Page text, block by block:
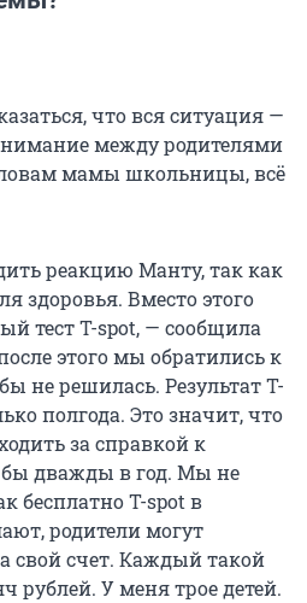
что вся ситуация —
между родителями
мамы школьницы, всё
реакцию Манту, так как
здоровья. Вместо этого
тест T-spot, — сообщила
этого мы обратились к
не решилась. Результат T-
полгода. Это значит, что
за справкой к
дважды в год. Мы не
бесплатно T-spot в
родители могут
свой счет. Каждый такой
рублей. У меня трое детей.